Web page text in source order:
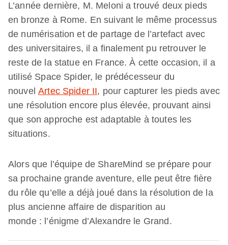
L’année dernière, M. Meloni a trouvé deux pieds
en bronze à Rome. En suivant le même processus
de numérisation et de partage de l’artefact avec
des universitaires, il a finalement pu retrouver le
reste de la statue en France. À cette occasion, il a
utilisé Space Spider, le prédécesseur du
nouvelArtec Spider II, pour capturer les pieds avec
une résolution encore plus élevée, prouvant ainsi
que son approche est adaptable à toutes les
situations.
Alors que l’équipe de ShareMind se prépare pour
sa prochaine grande aventure, elle peut être fière
du rôle qu’elle a déjà joué dans la résolution de la
plus ancienne affaire de disparition au
monde : l’énigme d’Alexandre le Grand.